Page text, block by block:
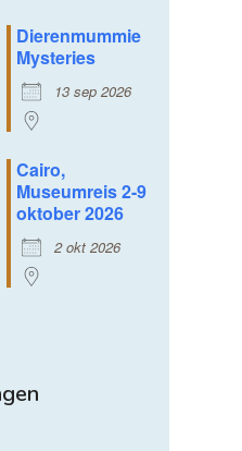
Dierenmummie
Mysteries
13 sep 2026
Cairo,
Museumreis 2-9
oktober 2026
2 okt 2026